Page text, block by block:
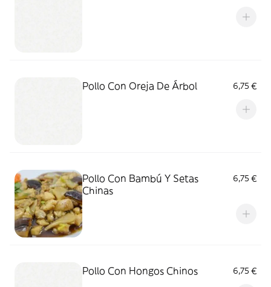
Pollo Con Oreja De Árbol 6,75 €
Pollo Con Bambú Y Setas
Chinas
6,75 €
Pollo Con Hongos Chinos 6,75 €